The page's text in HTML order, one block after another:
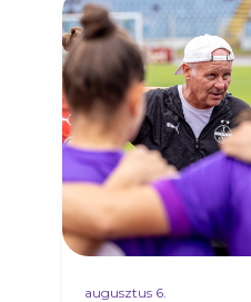
augusztus 6.